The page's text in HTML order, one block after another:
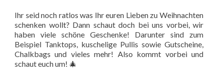
Ihr seid noch ratlos was Ihr euren Lieben zu Weihnachten
schenken wollt? Dann schaut doch bei uns vorbei, wir
haben viele schöne Geschenke! Darunter sind zum
Beispiel Tanktops, kuschelige Pullis sowie Gutscheine,
Chalkbags und vieles mehr! Also kommt vorbei und
schaut euch um! 🎄